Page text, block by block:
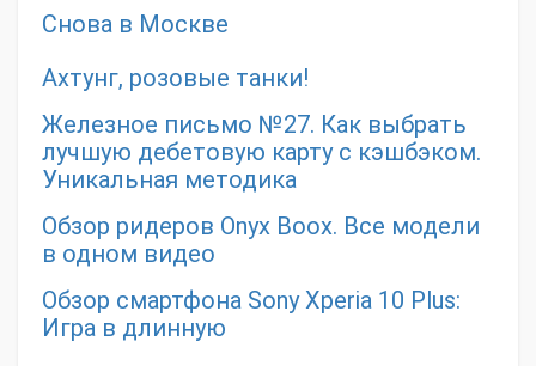
Снова в Москве
Ахтунг, розовые танки!
Железное письмо №27. Как выбрать
лучшую дебетовую карту с кэшбэком.
Уникальная методика
Обзор ридеров Onyx Boox. Все модели
в одном видео
Обзор смартфона Sony Xperia 10 Plus:
Игра в длинную